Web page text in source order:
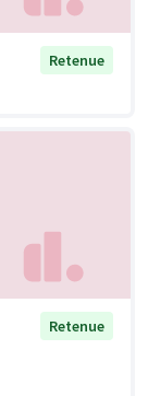
Retenue
Retenue